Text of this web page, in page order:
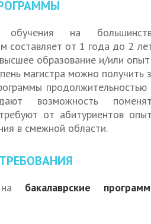
обучения на
составляет от 1 года до 2
образование и/или
магистра можно получить
продолжительностью
возможность
от абитуриентов
в смежной области.
на бакалаврские